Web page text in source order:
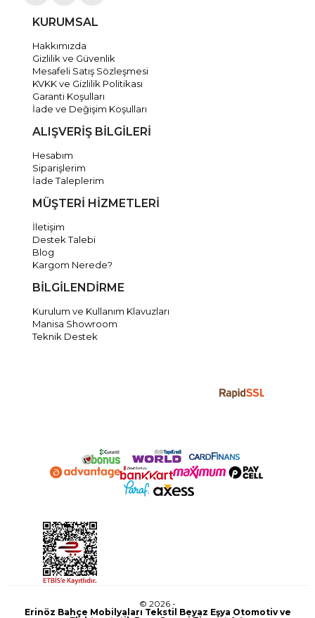
KURUMSAL
Hakkımızda
Gizlilik ve Güvenlik
Mesafeli Satış Sözleşmesi
KVKK ve Gizlilik Politikası
Garanti Koşulları
İade ve Değişim Koşulları
ALIŞVERİŞ BİLGİLERİ
Hesabım
Siparişlerim
İade Taleplerim
MÜŞTERİ HİZMETLERİ
İletişim
Destek Talebi
Blog
Kargom Nerede?
BİLGİLENDİRME
Kurulum ve Kullanım Klavuzları
Manisa Showroom
Teknik Destek
© 2026 -
Erinöz Bahçe Mobilyaları Tekstil Beyaz Eşya Otomotiv ve